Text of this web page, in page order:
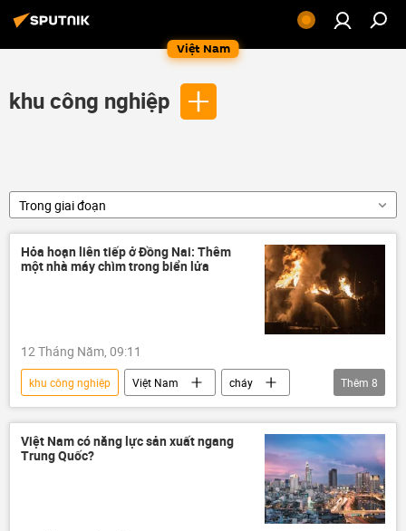
Việt Nam
khu công nghiệp
Trong giai đoạn
Hỏa hoạn liên tiếp ở Đồng Nai: Thêm
một nhà máy chìm trong biển lửa
12 Tháng Năm, 09:11
khu công nghiệp Việt Nam
cháy
đám cháy
bốc cháy
nhà máy
người lao động
đầu tư
đầu tư nước ngoài
Thêm 8
Việt Nam có năng lực sản xuất ngang
Trung Quốc?